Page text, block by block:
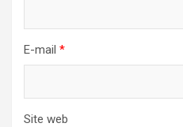
E-mail *
Site web